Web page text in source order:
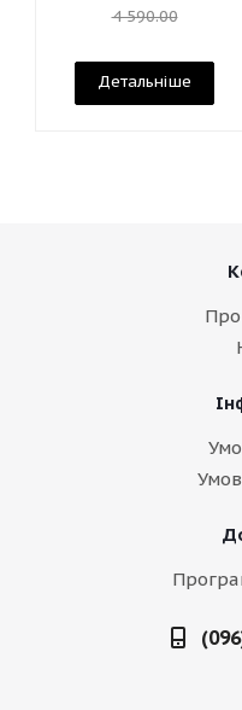
4 590.00
Детальніше